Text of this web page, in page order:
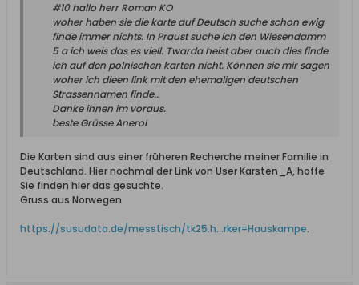
#10 hallo herr Roman KO
woher haben sie die karte auf Deutsch suche schon ewig
finde immer nichts. In Praust suche ich den Wiesendamm
5 a ich weis das es viell. Twarda heist aber auch dies finde
ich auf den polnischen karten nicht. Können sie mir sagen
woher ich dieen link mit den ehemaligen deutschen
Strassennamen finde..
Danke ihnen im voraus.
beste Grüsse Anerol
Die Karten sind aus einer früheren Recherche meiner Familie in
Deutschland. Hier nochmal der Link von User Karsten_A, hoffe
Sie finden hier das gesuchte.
Gruss aus Norwegen
https://susudata.de/messtisch/tk25.h...rker=Hauskampe.